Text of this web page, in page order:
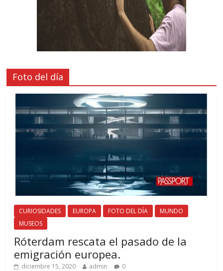
Foto del día
CURIOSIDADES EUROPA FOTO DEL DÍA
MUNDO
MUSEOS
Róterdam rescata el pasado de la
emigración europea.
diciembre 15, 2020 admin 0